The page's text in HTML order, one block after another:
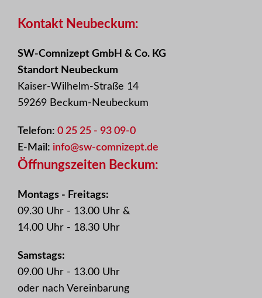
Kontakt Neubeckum:
SW-Comnizept GmbH & Co. KG
Standort Neubeckum
Kaiser-Wilhelm-Straße 14
59269 Beckum-Neubeckum
Telefon: 0 25 25 - 93 09-0
E-Mail: info@sw-comnizept.de
Öffnungszeiten Beckum:
Montags - Freitags:
09.30 Uhr - 13.00 Uhr &
14.00 Uhr - 18.30 Uhr
Samstags:
09.00 Uhr - 13.00 Uhr
oder nach Vereinbarung